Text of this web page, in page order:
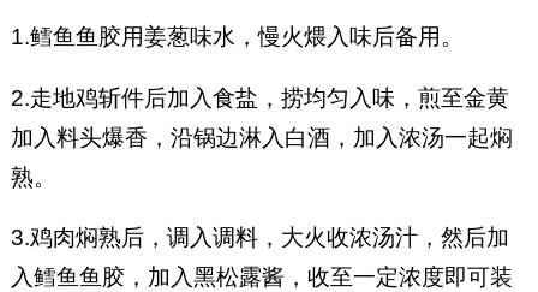
1.鳕鱼鱼胶用姜葱味水，慢火煨入味后备用。
2.走地鸡斩件后加入食盐，捞均匀入味，煎至金黄
加入料头爆香，沿锅边淋入白酒，加入浓汤一起焖
熟。
3.鸡肉焖熟后，调入调料，大火收浓汤汁，然后加
入鳕鱼鱼胶，加入黑松露酱，收至一定浓度即可装